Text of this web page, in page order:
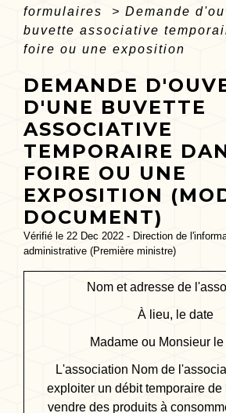
formulaires
> Demande
buvette associative
foire ou une exposition
DEMANDE
D'UNE BUVETTE
ASSOCIATIVE
TEMPORAIRE
FOIRE OU UNE
EXPOSITION
DOCUMENT)
Vérifié le 22 Dec 2022 - Direction de
administrative (Première ministre)
Nom et adresse de
À lieu, le date
Madame ou Monsieur le
L'association Nom de
exploiter un débit temporaire
vendre des produits à